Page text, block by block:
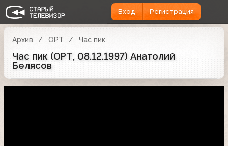
Вход Регистрация
Архив ОРТ Час пик
Час пик (ОРТ, 08.12.1997) Анатолий
Белясов